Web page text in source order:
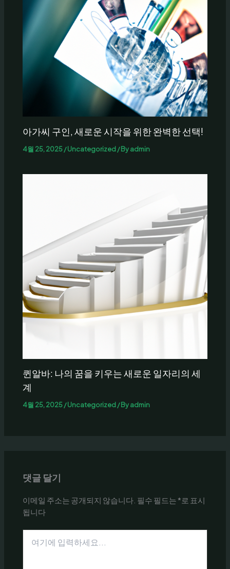
아가씨 구인, 새로운 시작을 위한 완벽한 선택!
4월 25, 2025/Uncategorized/ Byadmin
퀸알바: 나의 꿈을 키우는 새로운 일자리의 세
계
4월 25, 2025/Uncategorized/ Byadmin
댓글 달기
이메일 주소는 공개되지 않습니다. 필수 필드는 *로 표시
됩니다